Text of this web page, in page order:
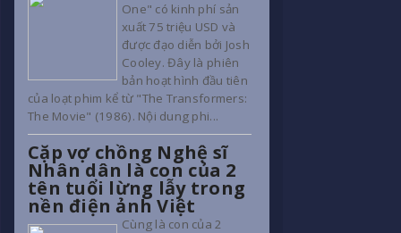
One" có kinh phí sản
xuất 75 triệu USD và
được đạo diễn bởi Josh
Cooley. Đây là phiên
bản hoạt hình đầu tiên
của loạt phim kể từ "The Transformers:
The Movie" (1986). Nội dung phi...
Cặp vợ chồng Nghệ sĩ
Nhân dân là con của 2
tên tuổi lừng lẫy trong
nền điện ảnh Việt
Cùng là con của 2